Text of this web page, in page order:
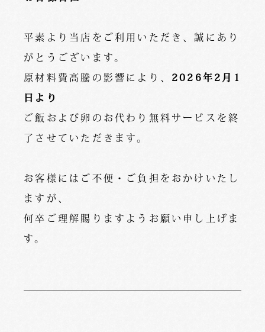
平素より当店をご利用いただき、誠にあり
がとうございます。
原材料費高騰の影響により、 2026年2月1
日より
ご飯および卵のお代わり無料サービスを終
了させていただきます。
お客様にはご不便・ご負担をおかけいたし
ますが、
何卒ご理解賜りますようお願い申し上げま
す。